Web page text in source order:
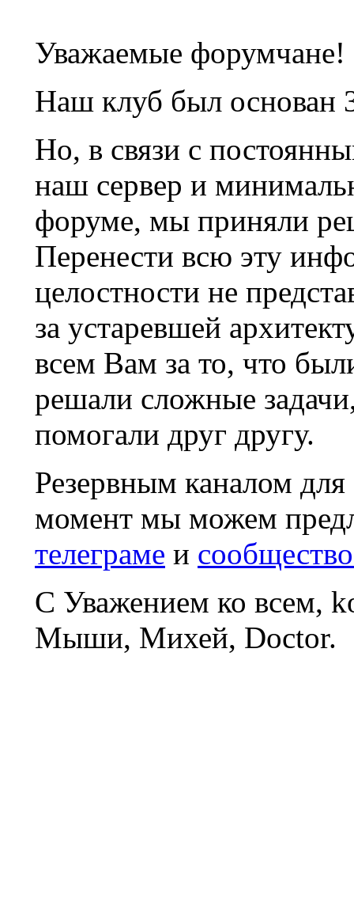
Уважаемые форумчане!
Наш клуб был основан
Но, в связи с
наш сервер и
форуме, мы приняли
Перенести всю эту
целостности не
за устаревшей
всем Вам за то, что
решали сложные
помогали друг другу.
Резервным каналом
момент мы можем
телеграме и
С Уважением ко всем,
Мыши, Михей, Doctor.